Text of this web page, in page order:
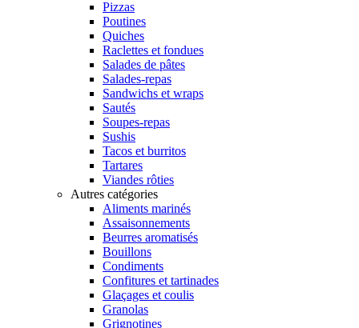
Pizzas
Poutines
Quiches
Raclettes et fondues
Salades de pâtes
Salades-repas
Sandwichs et wraps
Sautés
Soupes-repas
Sushis
Tacos et burritos
Tartares
Viandes rôties
Autres catégories
Aliments marinés
Assaisonnements
Beurres aromatisés
Bouillons
Condiments
Confitures et tartinades
Glaçages et coulis
Granolas
Grignotines